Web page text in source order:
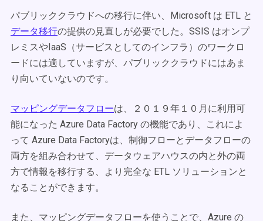
パブリッククラウドへの移行に伴い、Microsoft は ETL と
データ移行の提供の見直しが必要でした。SSIS はオンプ
レミスやIaaS（サービスとしてのインフラ）のワークロ
ードには適していますが、パブリッククラウドにはあま
り向いていないのです。
マッピングデータフローは、２０１９年１０月に利用可
能になった Azure Data Factory の機能であり、これによ
って Azure Data Factoryは、制御フローとデータフローの
両方を組み合わせて、データウェアハウスの内と外の両
方で情報を移行する、より完全な ETL ソリューションと
なることができます。
また、マッピングデータフローを使うことで、Azure の